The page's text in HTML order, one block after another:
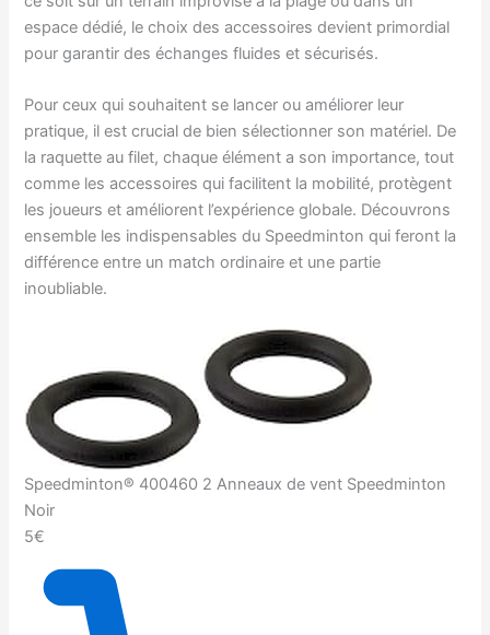
espace dédié, le choix des accessoires devient primordial
pour garantir des échanges fluides et sécurisés.
Pour ceux qui souhaitent se lancer ou améliorer leur
pratique, il est crucial de bien sélectionner son matériel. De
la raquette au filet, chaque élément a son importance, tout
comme les accessoires qui facilitent la mobilité, protègent
les joueurs et améliorent l’expérience globale. Découvrons
ensemble les indispensables du Speedminton qui feront la
différence entre un match ordinaire et une partie
inoubliable.
Speedminton® 400460 2 Anneaux de vent Speedminton
Noir
5€